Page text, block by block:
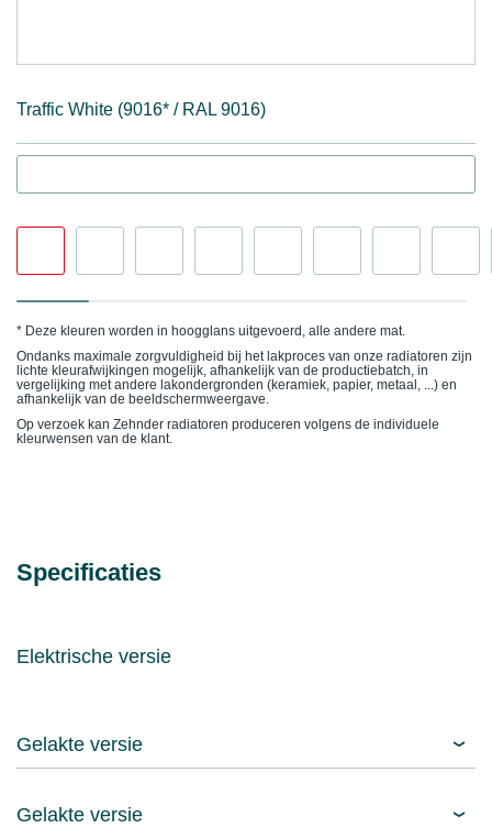
Traffic White (9016* / RAL 9016)
* Deze kleuren worden in hoogglans uitgevoerd, alle andere mat.
Ondanks maximale zorgvuldigheid bij het lakproces van onze radiatoren zijn
lichte kleurafwijkingen mogelijk, afhankelijk van de productiebatch, in
vergelijking met andere lakondergronden (keramiek, papier, metaal, ...) en
afhankelijk van de beeldschermweergave.
Op verzoek kan Zehnder radiatoren produceren volgens de individuele
kleurwensen van de klant.
Specificaties
Elektrische versie
Gelakte versie
Gelakte versie